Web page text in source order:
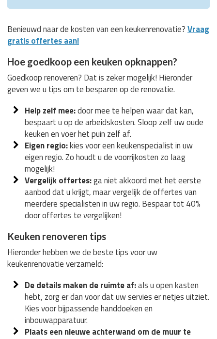
Benieuwd naar de kosten van een keukenrenovatie?Vraag
gratis offertes aan!
Hoe goedkoop een keuken opknappen?
Goedkoop renoveren? Dat is zeker mogelijk! Hieronder
geven we u tips om te besparen op de renovatie.
Help zelf mee:door mee te helpen waar dat kan,
bespaart u op de arbeidskosten. Sloop zelf uw oude
keuken en voer het puin zelf af.
Eigen regio:kies voor een keukenspecialist in uw
eigen regio. Zo houdt u de voorrijkosten zo laag
mogelijk!
Vergelijk offertes:ga niet akkoord met het eerste
aanbod dat u krijgt, maar vergelijk de offertes van
meerdere specialisten in uw regio. Bespaar tot 40%
door offertes te vergelijken!
Keuken renoveren tips
Hieronder hebben we de beste tips voor uw
keukenrenovatie verzameld:
De details maken de ruimte af:als u open kasten
hebt, zorg er dan voor dat uw servies er netjes uitziet.
Kies voor bijpassende handdoeken en
inbouwapparatuur.
Plaats een nieuwe achterwand om de muur te